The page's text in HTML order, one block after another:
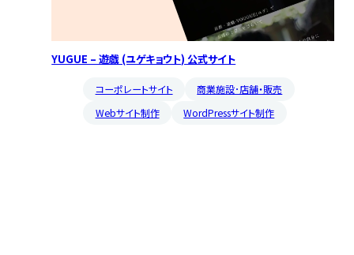
YUGUE – 遊戯 (ユゲキョウト) 公式サイト
コーポレートサイト
商業施設･店舗・販売
Webサイト制作
WordPressサイト制作